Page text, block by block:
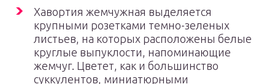
Хавортия жемчужная выделяется
крупными розетками темно-зеленых
листьев, на которых расположены белые
круглые выпуклости, напоминающие
жемчуг. Цветет, как и большинство
суккулентов, миниатюрными